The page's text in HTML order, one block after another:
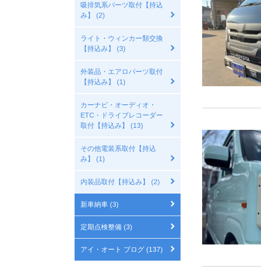
吸排気系パーツ取付【持込
み】 (2)
ライト・ウィンカー類交換
【持込み】 (3)
外装品・エアロパーツ取付
【持込み】 (1)
カーナビ・オーディオ・
ETC・ドライブレコーダー
取付【持込み】 (13)
その他電装系取付【持込
み】 (1)
内装品取付【持込み】 (2)
新車納車 (3)
定期点検整備 (3)
アイ・オート ブログ (137)